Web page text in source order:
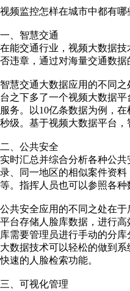
视频监控怎样在城市中都有哪
一、智慧交通
在能交通行业，视频大数据
否违章，通过对海量交通数
智慧交通大数据应用的不同
台之下多了一个视频大数据
服务。以10亿条数据为例，
秒级。基于视频大数据平台
二、公共安全
实时汇总并综合分析各种公
录、同一地区的相似案件资
等。指挥人员也可以参照各
公共安全应用的不同之处在
平台存储人脸库数据，进行
库需要管理员进行手动的分
大数据技术可以轻松的做到
快速的人脸检索功能。
三、可视化管理